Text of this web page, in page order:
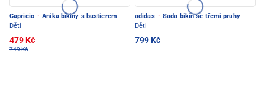
Capricio · Anika bikiny s bustierem
Děti
479 Kč
749 Kč
adidas · Sada bikin se třemi pruhy
Děti
799 Kč